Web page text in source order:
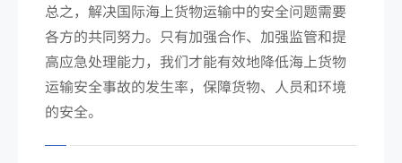
总之，解决国际海上货物运输中的安全问题需要
各方的共同努力。只有加强合作、加强监管和提
高应急处理能力，我们才能有效地降低海上货物
运输安全事故的发生率，保障货物、人员和环境
的安全。